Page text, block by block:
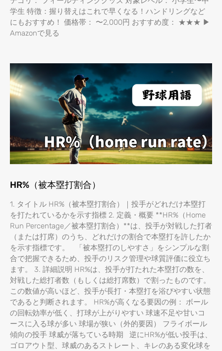
学生 特徴：握り替えはこれで早くなる！ハンドリングなど
にもおすすめ！ 価格帯： 〜2,000円 おすすめ度： ★★★ ▶
Amazonで見る
HR%（被本塁打割合）
1. タイトル HR%（被本塁打割合）｜投手がどれだけ本塁打
を打たれているかを示す指標 2. 定義・概要 **HR%（Home
Run Percentage／被本塁打割合）**は、投手が対戦した打者
（または打席）のうち、どれだけの割合で本塁打を許したか
を示す指標です。 「被本塁打のしやすさ」をシンプルな割
合で把握できるため、投手のリスク管理や球質評価に役立ち
ます。 3. 詳細説明 HR%は、投手が打たれた本塁打の数を、
対戦した総打者数（もしくは総打席数）で割ったものです。
この数値が高いほど、投手が長打・本塁打を浴びやすい状態
であると判断されます。 HR%が高くなる要因の例： ボール
の回転効率が低く、打球が上がりやすい 球速不足や甘いコ
ースに入る球が多い 球場が狭い（外的要因） フライボール
傾向の投手 球威が落ちている時期 逆にHR%が低い投手は、
ゴロアウト型、球威のあるストレート、キレのある変化球を